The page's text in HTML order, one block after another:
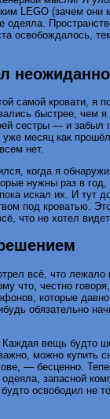
LEGO (зачем
одеяла.
освобождалось,
неожиданно
самой кровати, я
быстрее, чем
сестры — и забыл
уже месяц как
нет.
когда я
нужны раз в
искал их. И тут
под кроватью.
что не хотел
всё, что
что, честно
которые
обязательно
вещь будто
можно купить
— бесценно.
запасной
освободил не